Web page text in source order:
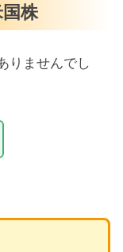
株
りませんでし